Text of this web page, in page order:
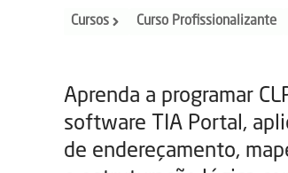
Cursos Curso Profissionalizante
Aprenda a programar
software TIA Portal,
de endereçamento,